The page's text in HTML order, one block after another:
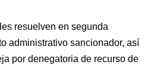
resuelven en segunda
administrativo sancionador, así
por denegatoria de recurso de